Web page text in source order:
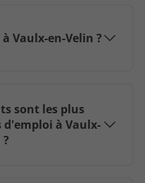
Vaulx-en-Velin ?
sont les plus
à Vaulx-